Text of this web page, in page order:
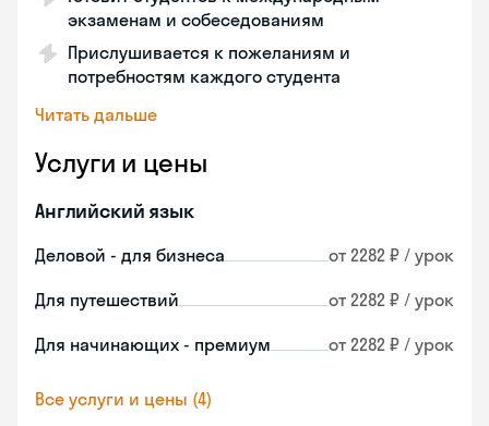
экзаменам и собеседованиям
Прислушивается к пожеланиям и
потребностям каждого студента
Читать дальше
Услуги и цены
Английский язык
Деловой - для бизнеса от 2282 ₽ / урок
Для путешествий от 2282 ₽ / урок
Для начинающих - премиум от 2282 ₽ / урок
Все услуги и цены (4)